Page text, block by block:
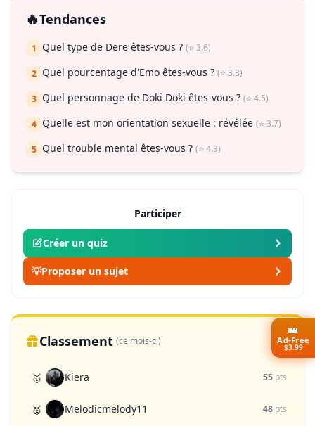
🔥Tendances
1 Quel type de Dere êtes-vous ? (⭐ 3.6)
2 Quel pourcentage d'Emo êtes-vous ? (⭐ 3.3)
3 Quel personnage de Doki Doki êtes-vous ? (⭐ 4.5)
4 Quelle est mon orientation sexuelle : révélée (⭐ 3.7)
5 Quel trouble mental êtes-vous ? (⭐ 4.3)
Participer
Créer un quiz
💡Proposer un sujet
Classement (ce mois-ci)
🥇 Kiera 55 pts
🥈 Melodicmelody11 48 pts
👑
Ad-Free
$3.99